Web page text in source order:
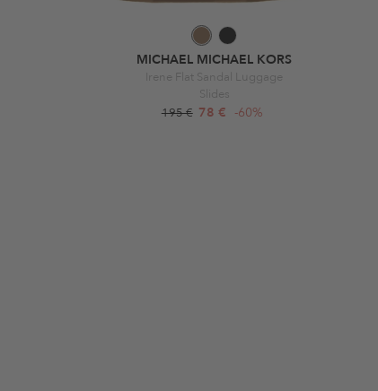
MICHAEL MICHAEL KORS
Irene Flat Sandal Luggage
Slides
195 € 78 € -60%